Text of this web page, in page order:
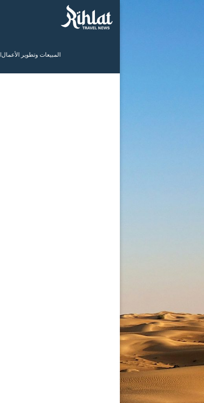
المبيعات وتطوير الأعمال